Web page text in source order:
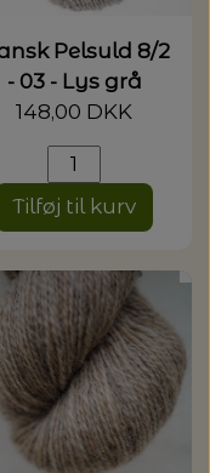
Pelsuld 8/2
- 03 - Lys grå
148,00 DKK
Tilføj til kurv